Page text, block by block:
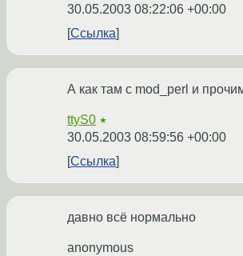
30.05.2003 08:22:06 +00:00
Ссылка
А как там с mod_perl и
ttyS0 ★
30.05.2003 08:59:56 +00:00
Ссылка
давно всё нормально
anonymous